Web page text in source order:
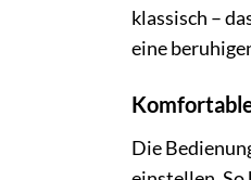
klassisch –
eine
Die